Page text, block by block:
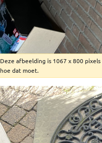
Deze afbeelding is 1067 x 800
hoe dat moet.